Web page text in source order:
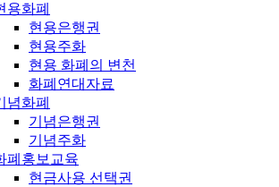
용화폐
현용은행권
현용주화
현용 화폐의 변천
화폐연대자료
념화폐
기념은행권
기념주화
폐홍보교육
현금사용 선택권